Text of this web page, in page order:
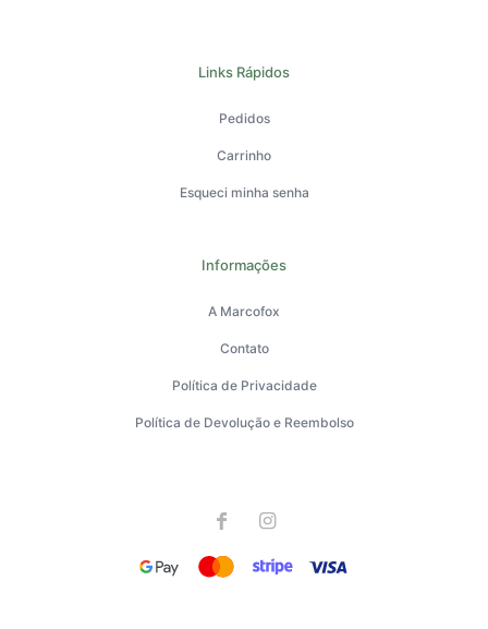
Links Rápidos
Pedidos
Carrinho
Esqueci minha senha
Informações
A Marcofox
Contato
Política de Privacidade
Política de Devolução e Reembolso